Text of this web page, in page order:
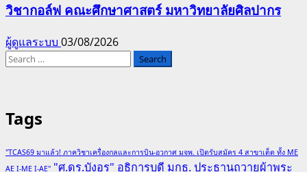
วิชากอล์ฟ คณะศึกษาศาสตร์ มหาวิทยาลัยศิลปากร
ผู้ดูแลระบบ 03/08/2026
Search
Tags
"TCAS69 มาแล้ว! ภาควิชาเครื่องกลและการบิน-อวกาศ มจพ. เปิดรับสมัคร 4 สาขาเด็ด ทั้ง ME
AE I-ME I-AE" "ศ.ดร.บังอร" อธิการบดี มกธ. ประธานถวายผ้าพระ